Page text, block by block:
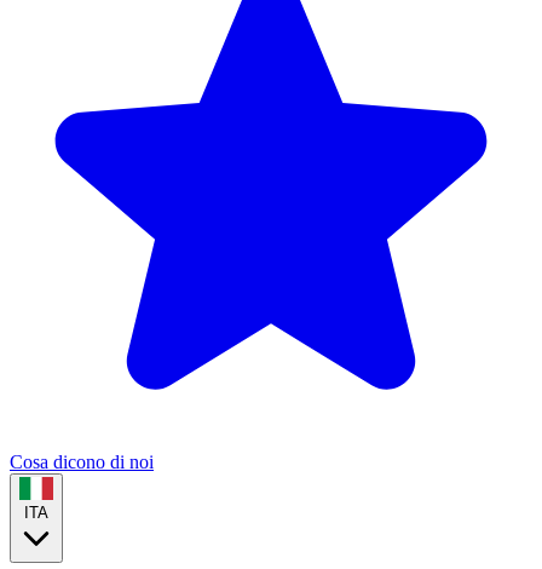
Cosa dicono di noi
ITA